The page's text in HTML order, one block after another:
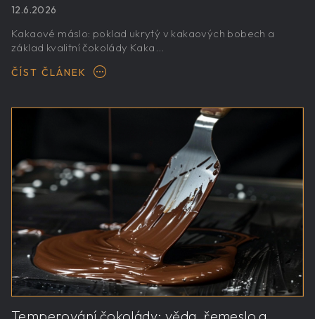
12.6.2026
Kakaové máslo: poklad ukrytý v kakaových bobech a
základ kvalitní čokolády Kaka...
ČÍST ČLÁNEK